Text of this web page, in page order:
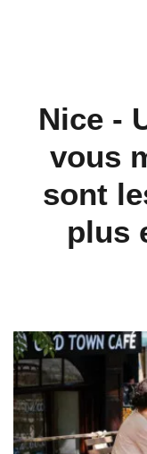
Nice -
vous
sont
plus